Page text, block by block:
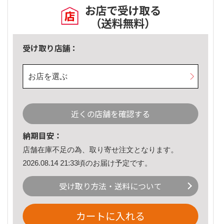
お店で受け取る
（送料無料）
受け取り店舗：
お店を選ぶ
近くの店舗を確認する
納期目安：
店舗在庫不足の為、取り寄せ注文となります。
2026.08.14 21:33頃のお届け予定です。
受け取り方法・送料について
カートに入れる